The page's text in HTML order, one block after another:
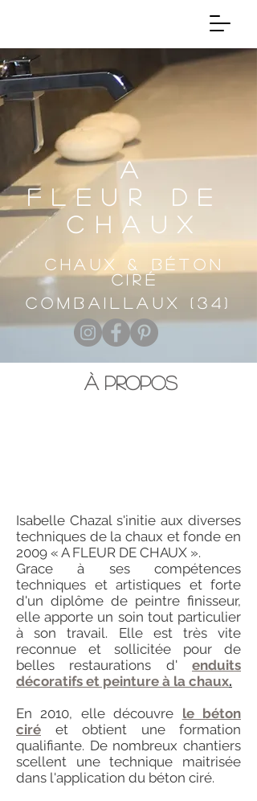
A
FLEUR DE
CHAUX
CHAUX & BÉTON
CIRÉ
Combaillaux (34)
À Propos
Isabelle Chazal s'initie aux diverses
techniques de la chaux et fonde en
2009 « A FLEUR DE CHAUX ».
Grace à ses compétences
techniques et artistiques et forte
d'un diplôme de peintre finisseur,
elle apporte un soin tout particulier
à son travail. Elle est très vite
reconnue et sollicitée pour de
belles restaurations d'
enduits
décoratifs et peinture à la chaux.
En 2010, elle découvre le béton
ciré et obtient une formation
qualifiante. De nombreux chantiers
scellent une technique maitrisée
dans l'application du béton ciré.